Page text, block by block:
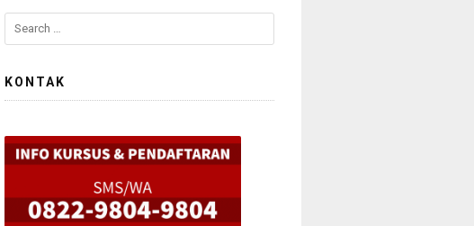
Search
for:
KONTAK